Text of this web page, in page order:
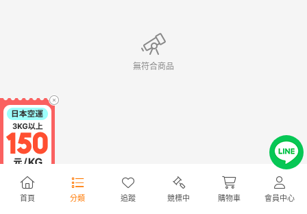
首頁 分類 追蹤 競標中 購物車 會員中心
無符合商品